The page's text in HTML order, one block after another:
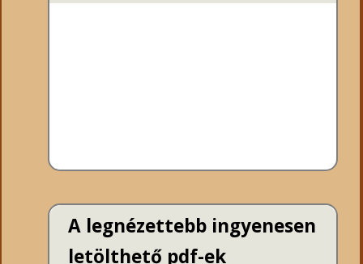
A legnézettebb ingyenesen
letölthető pdf-ek